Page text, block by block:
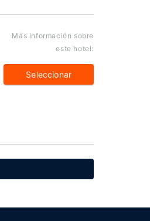
Más información sobre
este hotel:
Seleccionar